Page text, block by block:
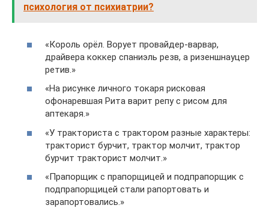
психология от психиатрии?
«Король орёл. Ворует провайдер-варвар,
драйвера коккер спаниэль резв, а ризеншнауцер
ретив.»
«На рисунке личного токаря рисковая
офонаревшая Рита варит репу с рисом для
аптекаря.»
«У тракториста с трактором разные характеры:
тракторист бурчит, трактор молчит, трактор
бурчит тракторист молчит.»
«Прапорщик с прапорщицей и подпрапорщик с
подпрапорщицей стали рапортовать и
зарапортовались.»